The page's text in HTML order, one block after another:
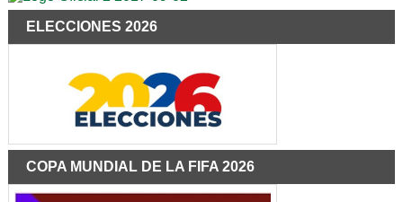
ELECCIONES 2026
COPA MUNDIAL DE LA FIFA 2026